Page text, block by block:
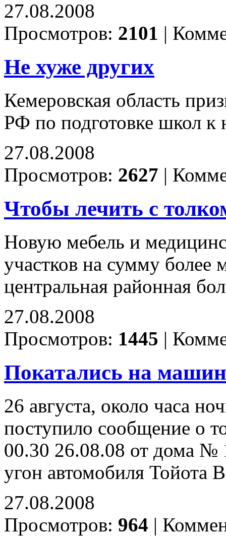
27.08.2008
Просмотров: 2101 |
Не хуже других
Кемеровская область
РФ по подготовке школ
27.08.2008
Просмотров: 2627 |
Чтобы лечить с
Новую мебель и
участков на сумму более
центральная районная
27.08.2008
Просмотров: 1445 |
Покатались на
26 августа, около часа
поступило сообщение о
00.30 26.08.08 от дома №
угон автомобиля Тойота
27.08.2008
Просмотров: 964 |